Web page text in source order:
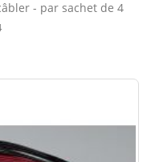
- par sachet de 4